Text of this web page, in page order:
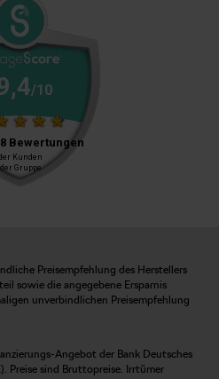
Preisempfehlung des Herstellers
sowie die angegebene Ersparnis
unverbindlichen Preisempfehlung
Angebot der Bank Deutsches
Preise sind Bruttopreise. Irrtümer